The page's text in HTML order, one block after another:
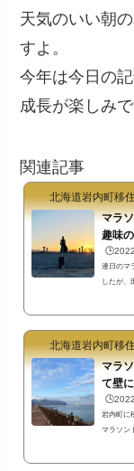
天気のいい朝
すよ。
今年は今日の
成長が楽しみ
関連記事
北海道岩内町移
マラ
趣味
連日のマ
したが、
出時刻は
なぁと思
ね。日...
北海道岩内町移
マラ
て壁
岩内町に
マラソン